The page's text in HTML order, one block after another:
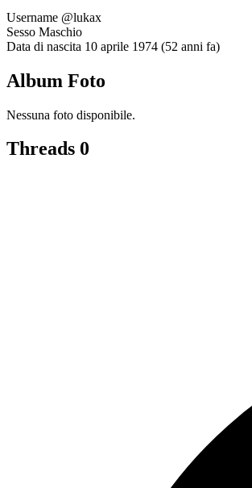
Username @lukax
Sesso Maschio
Data di nascita 10 aprile 1974 (52 anni fa)
Album Foto
Nessuna foto disponibile.
Threads 0